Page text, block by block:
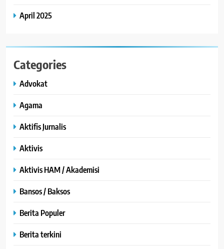
April 2025
Categories
Advokat
Agama
Aktifis Jurnalis
Aktivis
Aktivis HAM / Akademisi
Bansos / Baksos
Berita Populer
Berita terkini